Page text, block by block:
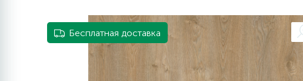
Бесплатная доставка